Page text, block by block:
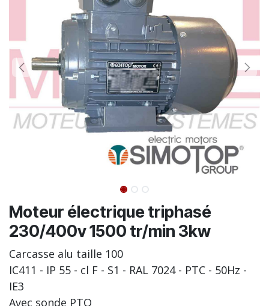
Moteur électrique triphasé
230/400v 1500 tr/min 3kw
Carcasse alu taille 100
IC411 - IP 55 - cl F - S1 - RAL 7024 - PTC - 50Hz -
IE3
Avec sonde PTO